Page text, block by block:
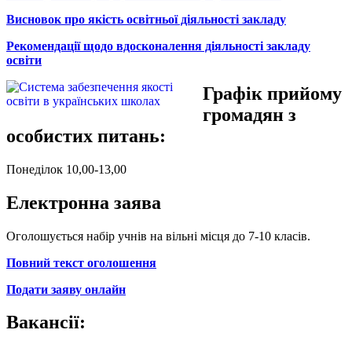
Висновок про якість освітньої діяльності закладу
Рекомендації щодо вдосконалення діяльності закладу
освіти
Графік прийому
громадян з
особистих питань:
Понеділок 10,00-13,00
Електронна заява
Оголошується набір учнів на вільні місця до 7-10 класів.
Повний текст оголошення
Подати заяву онлайн
Вакансії: